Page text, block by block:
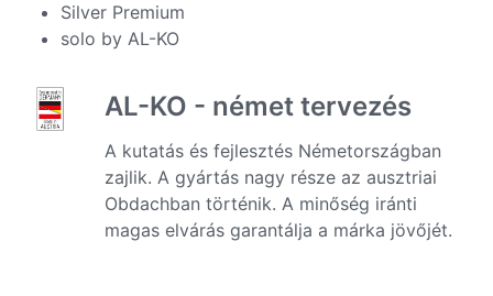
Silver Premium
solo by AL-KO
AL-KO - német tervezés
A kutatás és fejlesztés Németországban
zajlik. A gyártás nagy része az ausztriai
Obdachban történik. A minőség iránti
magas elvárás garantálja a márka jövőjét.